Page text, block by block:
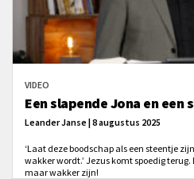
VIDEO
Een slapende Jona en een
Leander Janse | 8 augustus 2025
‘Laat deze boodschap als een steentje
wakker wordt.’ Jezus komt spoedig
maar wakker zijn!